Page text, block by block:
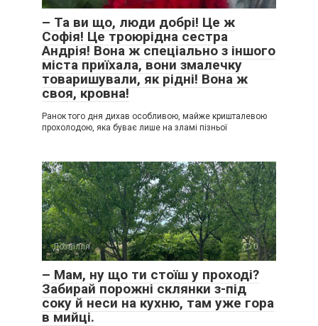
– Та ви що, люди добрі! Це ж
Софія! Це троюрідна сестра
Андрія! Вона ж спеціально з іншого
міста приїхала, вони змалечку
товаришували, як рідні! Вона ж
своя, кровна!
Ранок того дня дихав особливою, майже кришталевою
прохолодою, яка буває лише на зламі пізньої
Дозвілля 0
– Мам, ну що ти стоїш у проході?
Забирай порожні склянки з-під
соку й неси на кухню, там уже гора
в мийці.